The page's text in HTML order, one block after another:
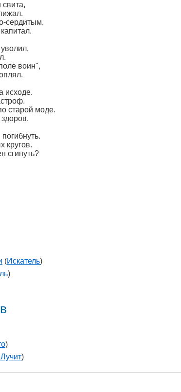
свита,
сердитым.
воин",
исходе.
старой моде.
кругов.
сгинуть?
(Искатель)
)
)
)